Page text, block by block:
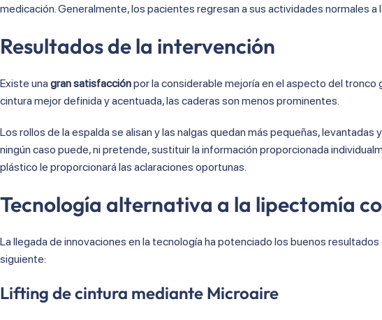
medicación. Generalmente, los pacientes regresan a sus actividades normales a
Resultados de la intervención
Existe una gran satisfacciónpor la considerable mejoría en el aspecto del tronco
cintura mejor definida y acentuada, las caderas son menos prominentes.
Los rollos de la espalda se alisan y las nalgas quedan más pequeñas,
ningún caso puede, ni pretende, sustituir la información proporcionada
plástico le proporcionará las aclaraciones oportunas.
Tecnología alternativa a la lipectomía
La llegada de innovaciones en la tecnología ha potenciado los buenos
siguiente:
Lifting de cintura mediante Microaire